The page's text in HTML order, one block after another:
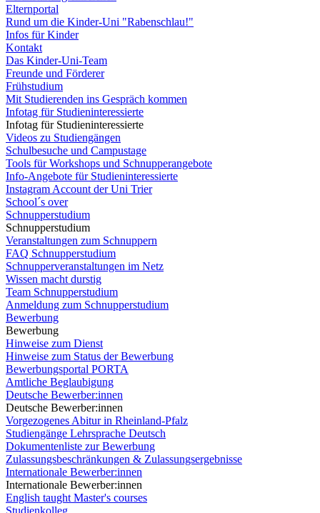
Elternportal
Rund um die Kinder-Uni "Rabenschlau!"
Infos für Kinder
Kontakt
Das Kinder-Uni-Team
Freunde und Förderer
Frühstudium
Mit Studierenden ins Gespräch kommen
Infotag für Studieninteressierte
Infotag für Studieninteressierte
Videos zu Studiengängen
Schulbesuche und Campustage
Tools für Workshops und Schnupperangebote
Info-Angebote für Studieninteressierte
Instagram Account der Uni Trier
School´s over
Schnupperstudium
Schnupperstudium
Veranstaltungen zum Schnuppern
FAQ Schnupperstudium
Schnupperveranstaltungen im Netz
Wissen macht durstig
Team Schnupperstudium
Anmeldung zum Schnupperstudium
Bewerbung
Bewerbung
Hinweise zum Dienst
Hinweise zum Status der Bewerbung
Bewerbungsportal PORTA
Amtliche Beglaubigung
Deutsche Bewerber:innen
Deutsche Bewerber:innen
Vorgezogenes Abitur in Rheinland-Pfalz
Studiengänge Lehrsprache Deutsch
Dokumentenliste zur Bewerbung
Zulassungsbeschränkungen & Zulassungsergebnisse
Internationale Bewerber:innen
Internationale Bewerber:innen
English taught Master's courses
Studienkolleg